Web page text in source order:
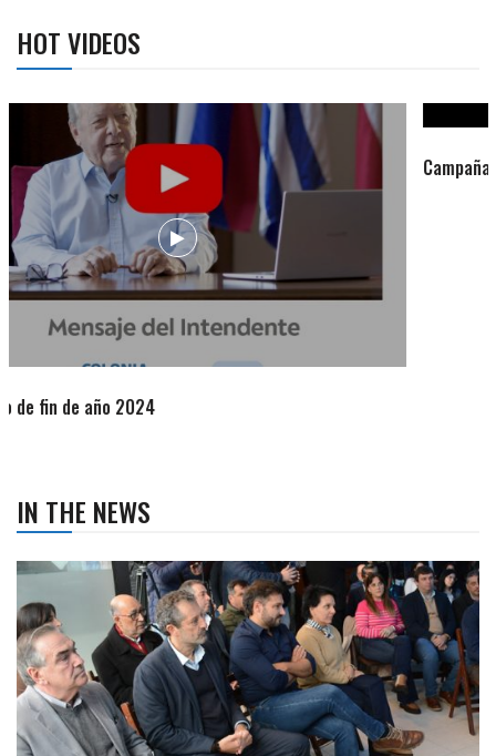
HOT VIDEOS
Campaña de turismo otoño-invierno
IN THE NEWS